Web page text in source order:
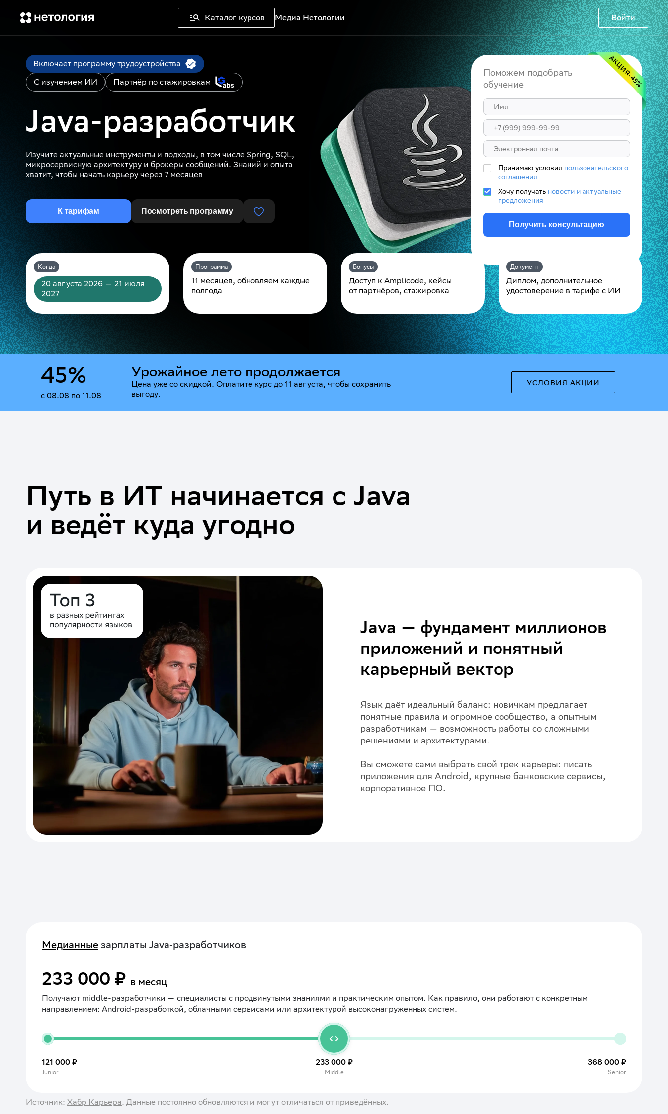
Каталог курсов Медиа Нетологии Войти
Включает программу трудоустройства
C изучением ИИ
Партнёр по стажировкам
Java-разработчик
Изучите актуальные инструменты и подходы, в том числе Spring, SQL,
микросервисную архитектуру и брокеры сообщений. Знаний и опыта
хватит, чтобы начать карьеру через 7 месяцев
К тарифам Посмотреть программу
АКЦИЯ
-45
%
Поможем подобрать
обучение
Принимаю условия пользовательского
соглашения
Хочу получать новости и актуальные
предложения
Получить консультацию
Когда
20 августа 2026 — 21 июля
2027
Программа
11 месяцев, обновляем каждые
полгода
Бонусы
Доступ к Amplicode, кейсы
от партнёров, стажировка
Документ
Диплом, дополнительное
удостоверение в тарифе с ИИ
45%
с 08.08 по 11.08
Урожайное лето продолжается
Цена уже со скидкой. Оплатите курс до 11 августа, чтобы сохранить
выгоду.
УСЛОВИЯ АКЦИИ
Путь в ИТ начинается с Java
и ведёт куда угодно
Java — фундамент миллионов
приложений и понятный
карьерный вектор
Язык даёт идеальный баланс: новичкам предлагает
понятные правила и огромное сообщество, а опытным
разработчикам — возможность работы со сложными
решениями и архитектурами.
Вы сможете сами выбрать свой трек карьеры: писать
приложения для Android, крупные банковские сервисы,
корпоративное ПО.
Медианные зарплаты Java‑разработчиков
233 000 ₽ в месяц
Получают middle-разработчики — специалисты с продвинутыми знаниями и практическим опытом. Как правило, они работают с конкретным
направлением: Android-разработкой, облачными сервисами или архитектурой высоконагруженных систем.
121 000 ₽
Junior
233 000 ₽
Middle
368 000 ₽
Senior
Источник: Хабр Карьера. Данные постоянно обновляются и могут отличаться от приведённых.